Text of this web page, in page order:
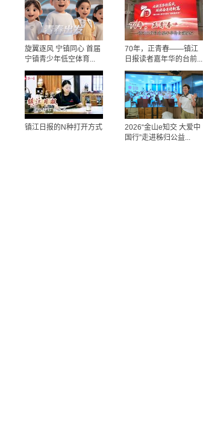
旋翼逐风 宁镇同心 首届
宁镇青少年低空体育...
70年，正青春——镇江
日报读者嘉年华的台前...
镇江日报的N种打开方式
2026“金山e知交 大爱中
国行”走进秭归公益...